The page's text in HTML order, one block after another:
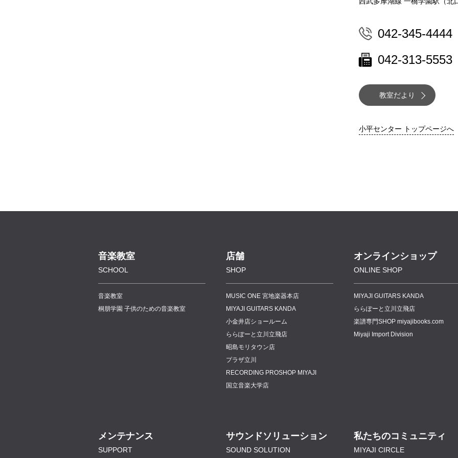
042-345-4444
042-313-5553
教室だより
小平センター トップページへ
音楽教室
SCHOOL
音楽教室
桐朋学園 子供のための音楽教室
店舗
SHOP
MUSIC ONE 宮地楽器本店
MIYAJI GUITARS KANDA
小金井店ショールーム
ららぽーと立川立飛店
昭島モリタウン店
プラザ立川
RECORDING PROSHOP MIYAJI
国立音楽大学店
オンラインショップ
ONLINE SHOP
MIYAJI GUITARS KANDA
ららぽーと立川立飛店
楽譜専門SHOP miyajibooks.com
Miyaji Import Division
メンテナンス
SUPPORT
サウンドソリューション
SOUND SOLUTION
私たちのコミュニティ
MIYAJI CIRCLE